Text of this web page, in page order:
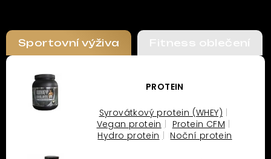
Sportovní výživa Fitness oblečení
PROTEIN
Syrovátkový protein (WHEY)
Vegan protein
Protein CFM
Hydro protein
Noční protein